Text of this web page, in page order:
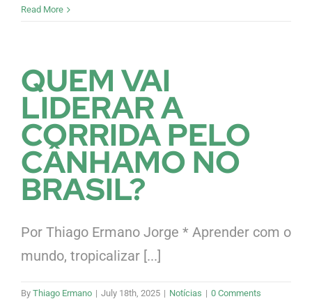
Read More
QUEM VAI
LIDERAR A
CORRIDA PELO
CÂNHAMO NO
BRASIL?
Por Thiago Ermano Jorge * Aprender com o
mundo, tropicalizar [...]
By Thiago Ermano | July 18th, 2025 | Notícias | 0 Comments